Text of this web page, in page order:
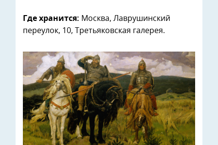
Где хранится: Москва, Лаврушинский
переулок, 10, Третьяковская галерея.